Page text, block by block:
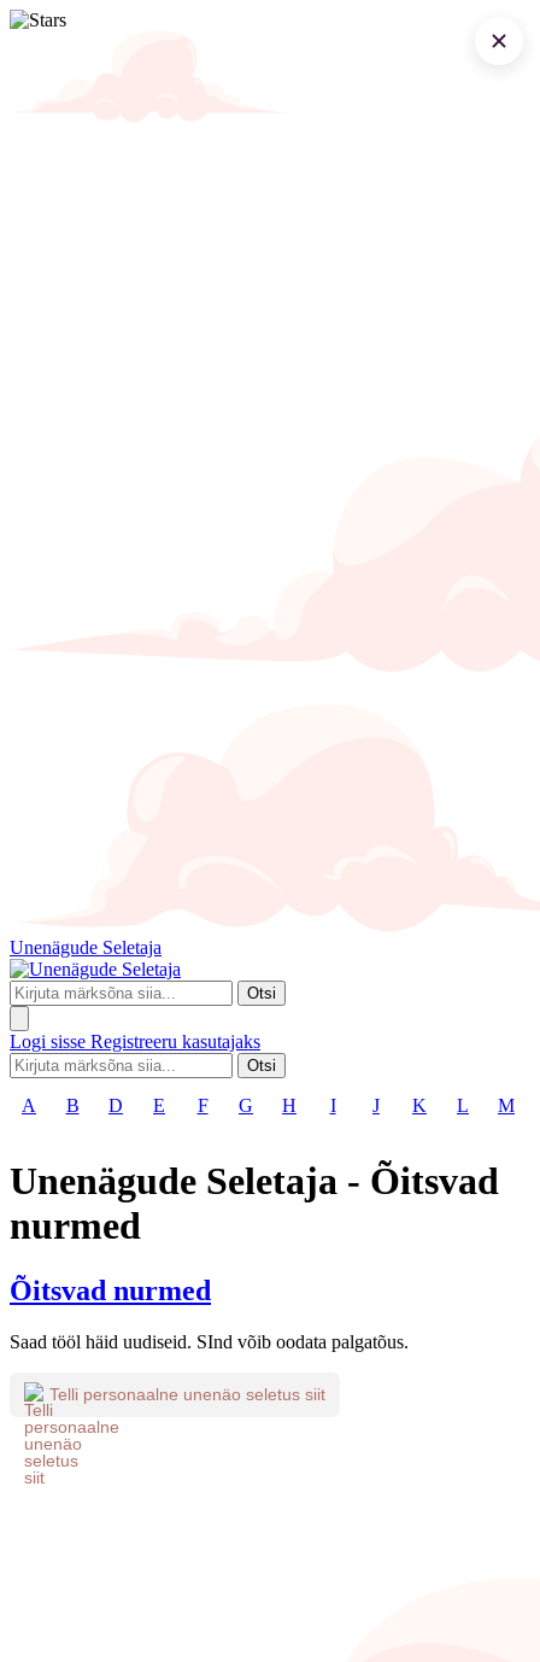
Unenägude Seletaja
Otsi
Logi sisse Registreeru kasutajaks
Otsi
A B D E F G H I J K L M
Unenägude Seletaja - Õitsvad
nurmed
Õitsvad nurmed
Saad tööl häid uudiseid. SInd võib oodata palgatõus.
Telli personaalne unenäo seletus siit